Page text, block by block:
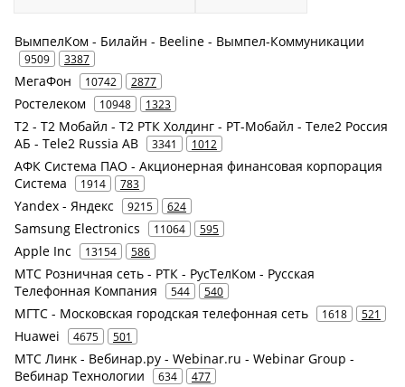
ВымпелКом - Билайн - Beeline - Вымпел-Коммуникации
9509 3387
МегаФон 10742 2877
Ростелеком 10948 1323
Т2 - Т2 Мобайл - Т2 РТК Холдинг - РТ-Мобайл - Теле2 Россия
АБ - Tele2 Russia AB
3341 1012
АФК Система ПАО - Акционерная финансовая корпорация
Система
1914 783
Yandex - Яндекс 9215 624
Samsung Electronics 11064 595
Apple Inc 13154 586
МТС Розничная сеть - РТК - РусТелКом - Русская
Телефонная Компания
544 540
МГТС - Московская городская телефонная сеть 1618 521
Huawei 4675 501
МТС Линк - Вебинар.ру - Webinar.ru - Webinar Group -
Вебинар Технологии
634 477